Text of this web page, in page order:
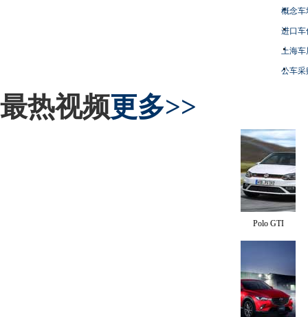
概念车
进口车
上海
公车采
最热视频更多>>
Polo GTI